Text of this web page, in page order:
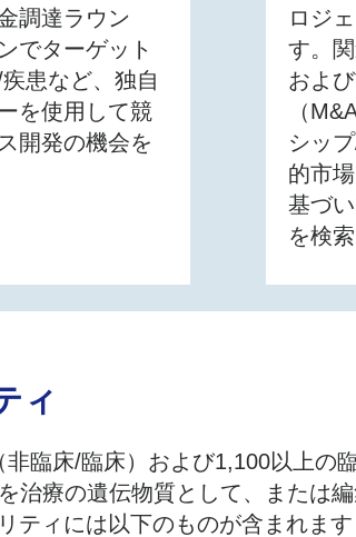
調達ラウン
でターゲット
患など、独自
を使用して競
開発の機会を
ロジ
す。
およ
（
シッ
的市
基づ
を検
ィ
臨床/臨床）および1,100以上の
治療の遺伝物質として、または
ティには以下のものが含まれます